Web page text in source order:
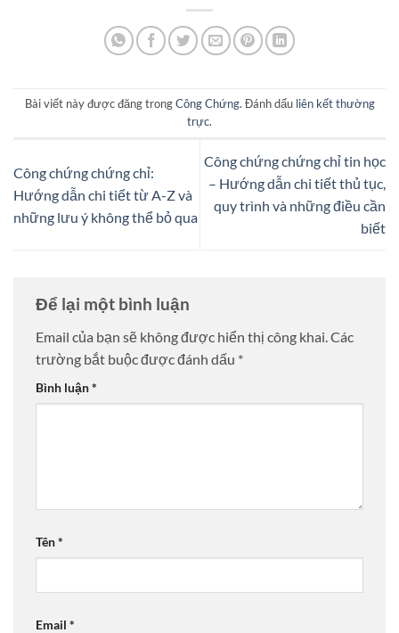
Bài viết này được đăng trongCông Chứng. Đánh dấu liên kết thường
trực.
Công chứng chứng chỉ:
Hướng dẫn chi tiết từ A-Z và
những lưu ý không thể bỏ qua
Công chứng chứng chỉ tin học
– Hướng dẫn chi tiết thủ tục,
quy trình và những điều cần
biết
Để lại một bình luận
Email của bạn sẽ không được hiển thị công khai.Các
trường bắt buộc được đánh dấu *
Bình luận*
Tên*
Email *